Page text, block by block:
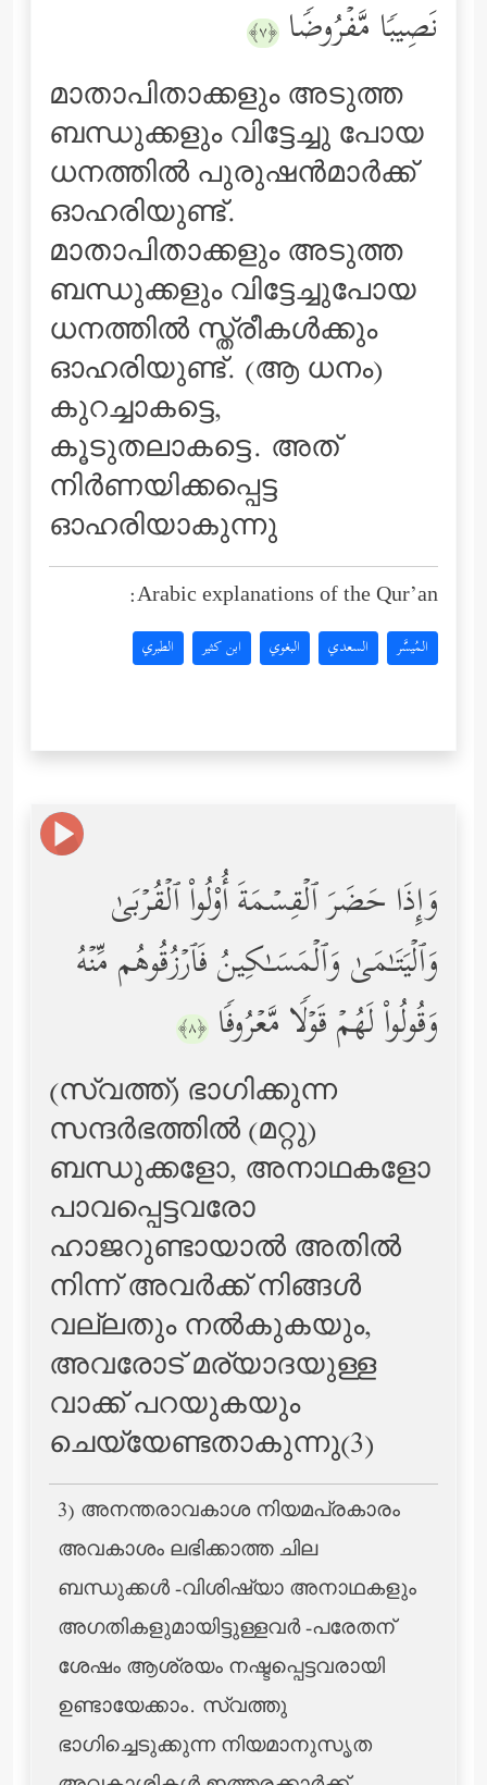
نَصِیبࣰا مَّفۡرُوضࣰا ﴿٧﴾
മാതാപിതാക്കളും അടുത്ത
ബന്ധുക്കളും വിട്ടേച്ചു പോയ
ധനത്തില്‍ പുരുഷന്‍മാര്‍ക്ക്
ഓഹരിയുണ്ട്‌.
മാതാപിതാക്കളും അടുത്ത
ബന്ധുക്കളും വിട്ടേച്ചുപോയ
ധനത്തില്‍ സ്ത്രീകള്‍ക്കും
ഓഹരിയുണ്ട്‌. (ആ ധനം)
കുറച്ചാകട്ടെ,
കൂടുതലാകട്ടെ. അത്
നിര്‍ണയിക്കപ്പെട്ട
ഓഹരിയാകുന്നു
Arabic explanations of the Qur’an:
المُيسَّر السعدي البغوي ابن كثير الطبري
وَإِذَا حَضَرَ ٱلۡقِسۡمَةَ أُوْلُواْ ٱلۡقُرۡبَىٰ
وَٱلۡیَتَـٰمَىٰ وَٱلۡمَسَـٰكِینُ فَٱرۡزُقُوهُم مِّنۡهُ
وَقُولُواْ لَهُمۡ قَوۡلࣰا مَّعۡرُوفࣰا ﴿٨﴾
(സ്വത്ത്‌) ഭാഗിക്കുന്ന
സന്ദര്‍ഭത്തില്‍ (മറ്റു)
ബന്ധുക്കളോ, അനാഥകളോ
പാവപ്പെട്ടവരോ
ഹാജറുണ്ടായാല്‍ അതില്‍
നിന്ന് അവര്‍ക്ക് നിങ്ങള്‍
വല്ലതും നല്‍കുകയും,
അവരോട് മര്യാദയുള്ള
വാക്ക് പറയുകയും
ചെയ്യേണ്ടതാകുന്നു(3)
3) അനന്തരാവകാശ നിയമപ്രകാരം
അവകാശം ലഭിക്കാത്ത ചില
ബന്ധുക്കള്‍ -വിശിഷ്യാ അനാഥകളും
അഗതികളുമായിട്ടുള്ളവര്‍ -പരേതന്
ശേഷം ആശ്രയം നഷ്ടപ്പെട്ടവരായി
ഉണ്ടായേക്കാം. സ്വത്തു
ഭാഗിച്ചെടുക്കുന്ന നിയമാനുസൃത